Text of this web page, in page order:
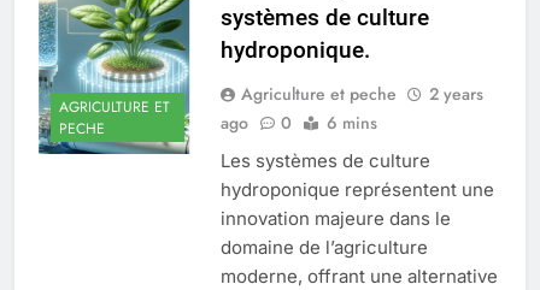
AGRICULTURE ET
PECHE
systèmes de culture
hydroponique.
Agriculture et peche
2 years
ago
0 6 mins
Les systèmes de culture
hydroponique représentent une
innovation majeure dans le
domaine de l’agriculture
moderne, offrant une alternative